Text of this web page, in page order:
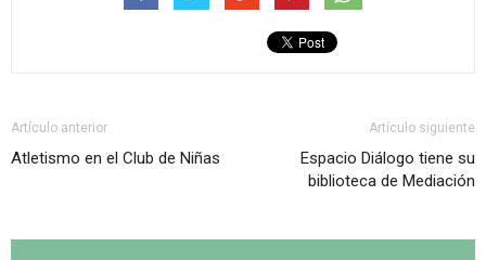
Artículo anterior
Atletismo en el Club de Niñas
Artículo siguiente
Espacio Diálogo tiene su
biblioteca de Mediación